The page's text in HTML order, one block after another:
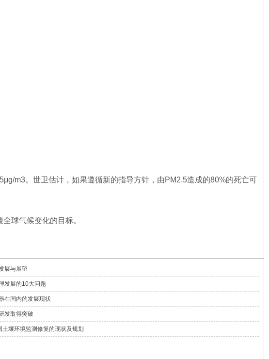
m3。世卫估计，如果遵循新的指导方针，由PM2.5造成的80%的死亡可
球气候变化的目标。
展与展望
发展的10大问题
在国内的发展现状
发取得突破
土壤环境监测修复的现状及规划